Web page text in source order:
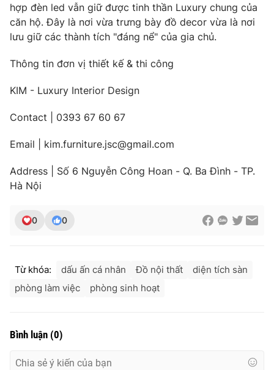
hợp đèn led vẫn giữ được tinh thần Luxury chung của
căn hộ. Đây là nơi vừa trưng bày đồ decor vừa là nơi
lưu giữ các thành tích "đáng nể" của gia chủ.
Thông tin đơn vị thiết kế & thi công
KIM - Luxury Interior Design
Contact | 0393 67 60 67
Email | kim.furniture.jsc@gmail.com
Address | Số 6 Nguyễn Công Hoan - Q. Ba Đình - TP.
Hà Nội
0 0
Từ khóa: dấu ấn cá nhân Đồ nội thất
diện tích sàn
phòng làm việc
phòng sinh hoạt
Bình luận (0)